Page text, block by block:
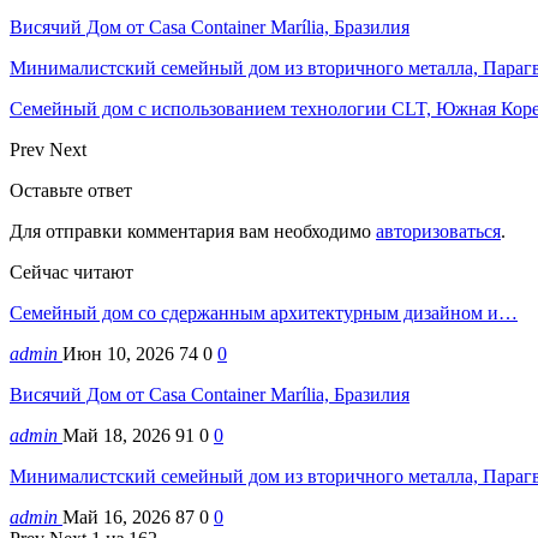
Висячий Дом от Casa Container Marília, Бразилия
Минималистский семейный дом из вторичного металла,
Семейный дом с использованием технологии CLT, Южная
Prev Next
Оставьте ответ
Для отправки комментария вам необходимо авторизоваться.
Сейчас читают
Семейный дом со сдержанным архитектурным дизайном и…
admin Июн 10, 2026 74 0 0
Висячий Дом от Casa Container Marília, Бразилия
admin Май 18, 2026 91 0 0
Минималистский семейный дом из вторичного металла,
admin Май 16, 2026 87 0 0